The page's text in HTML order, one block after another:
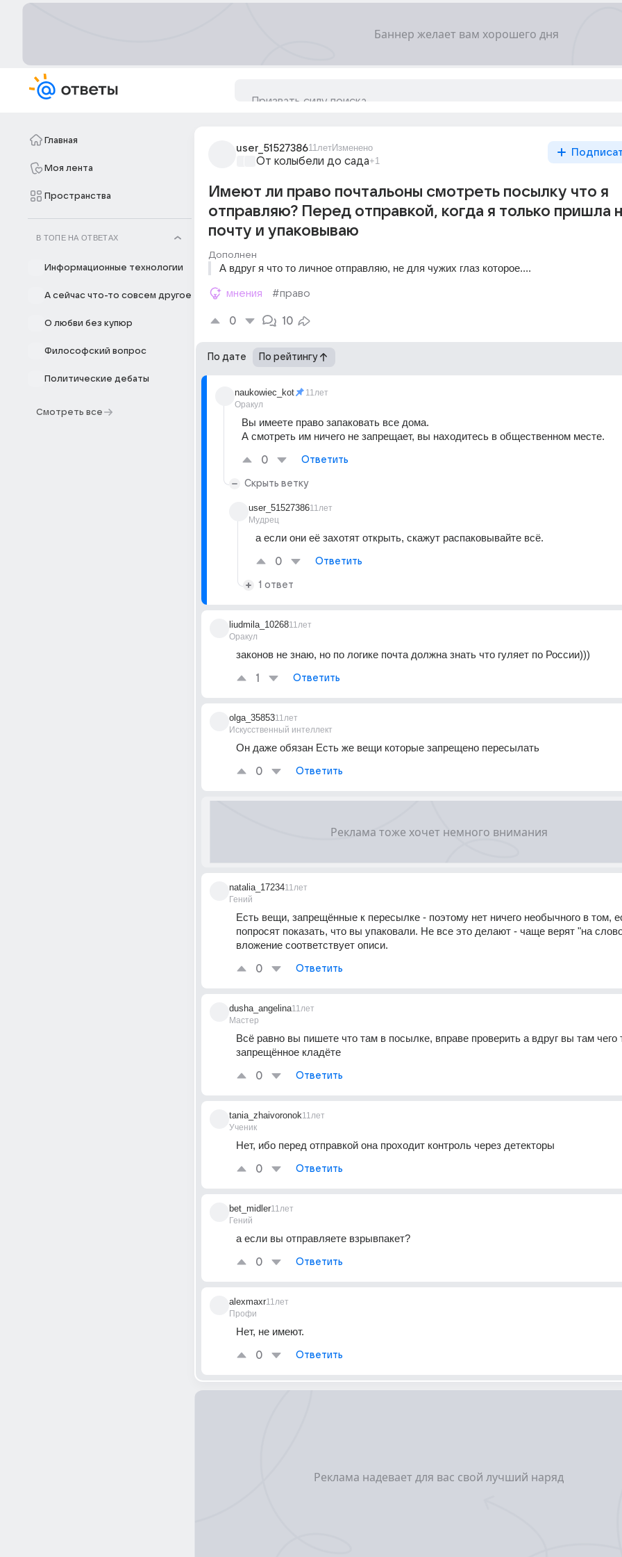
Главная
Моя лента
Пространства
В ТОПЕ НА ОТВЕТАХ
Информационные технологии
А сейчас что-то совсем другое
О любви без купюр
Философский вопрос
Политические дебаты
Смотреть все
user_5152738611летИзменено
От колыбели до сада+1
Имеют ли право почтальоны смотреть посылку что я
отправляю? Перед отправкой, когда я только пришла
почту и упаковываю
Дополнен
А вдруг я что то личное отправляю, не для чужих глаз которое....
мнения #право
0 10
По дате По рейтингу
naukowiec_kot
Оракул
11лет
Вы имеете право запаковать все дома.
А смотреть им ничего не запрещает, вы находитесь в общественном месте.
0 Ответить
Скрыть ветку
user_51527386
Мудрец
11лет
а если они её захотят открыть, скажут распаковывайте всё.
0 Ответить
1 ответ
liudmila_10268
Оракул
11лет
законов не знаю, но по логике почта должна знать что гуляет по России)))
1 Ответить
olga_35853
Искусственный интеллект
11лет
Он даже обязан Есть же вещи которые запрещено пересылать
0 Ответить
natalia_17234
Гений
11лет
Есть вещи, запрещённые к пересылке - поэтому нет ничего необычного в том,
попросят показать, что вы упаковали. Не все это делают - чаще верят "на
вложение соответствует описи.
0 Ответить
dusha_angelina
Мастер
11лет
Всё равно вы пишете что там в посылке, вправе проверить а вдруг вы там чего
запрещённое кладёте
0 Ответить
tania_zhaivoronok
Ученик
11лет
Нет, ибо перед отправкой она проходит контроль через детекторы
0 Ответить
bet_midler
Гений
11лет
а если вы отправляете взрывпакет?
0 Ответить
alexmaxr
Профи
11лет
Нет, не имеют.
0 Ответить